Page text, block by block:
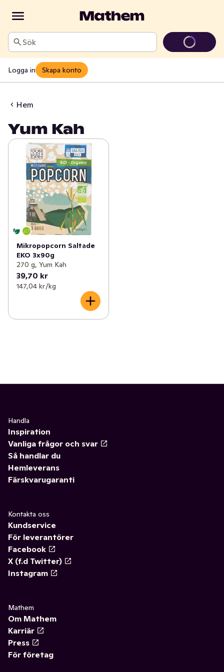
Sök
Logga in Skapa konto
Hem
Yum Kah
Mikropopcorn Saltade
EKO 3x90g
270 g, Yum Kah
39,70 kr
147,04 kr /kg
Handla
Inspiration
Vanliga frågor och svar
Så handlar du
Hemleverans
Färskvarugaranti
Kontakta oss
Kundservice
För leverantörer
Facebook
X (f.d Twitter)
Instagram
Mathem
Om Mathem
Karriär
Press
För företag